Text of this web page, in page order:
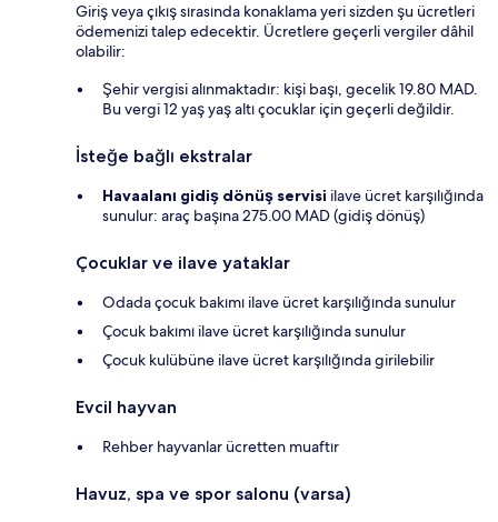
Giriş veya çıkış sırasında konaklama yeri sizden şu ücretleri
ödemenizi talep edecektir. Ücretlere geçerli vergiler dâhil
olabilir:
Şehir vergisi alınmaktadır: kişi başı, gecelik 19.80 MAD.
Bu vergi 12 yaş yaş altı çocuklar için geçerli değildir.
İsteğe bağlı ekstralar
Havaalanı gidiş dönüş servisi ilave ücret karşılığında
sunulur: araç başına 275.00 MAD (gidiş dönüş)
Çocuklar ve ilave yataklar
Odada çocuk bakımı ilave ücret karşılığında sunulur
Çocuk bakımı ilave ücret karşılığında sunulur
Çocuk kulübüne ilave ücret karşılığında girilebilir
Evcil hayvan
Rehber hayvanlar ücretten muaftır
Havuz, spa ve spor salonu (varsa)